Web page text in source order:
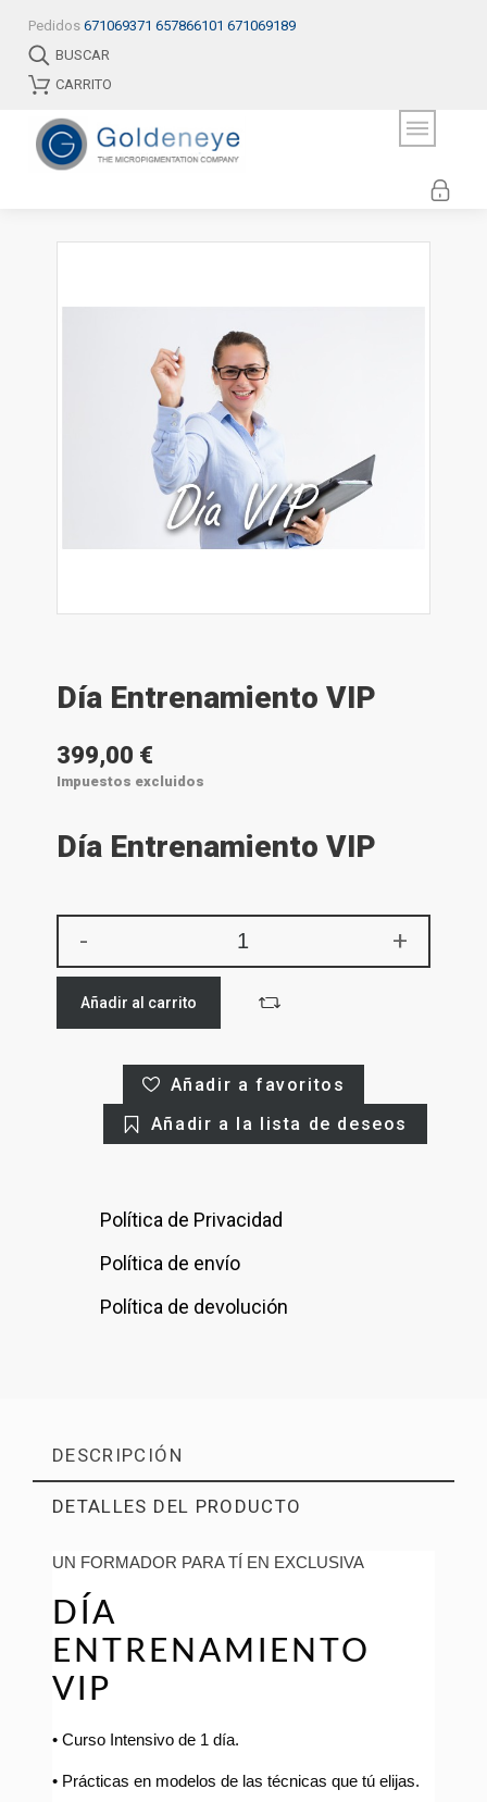
Pedidos 671069371 657866101 671069189
BUSCAR
CARRITO
Día Entrenamiento VIP
399,00 €
Impuestos excluidos
Día Entrenamiento VIP
- +
Añadir al carrito
Añadir a favoritos
Añadir a la lista de deseos
Política de Privacidad
Política de envío
Política de devolución
DESCRIPCIÓN
DETALLES DEL PRODUCTO
UN FORMADOR PARA TÍ EN EXCLUSIVA
DÍA
ENTRENAMIENTO
VIP
• Curso Intensivo de 1 día.
• Prácticas en modelos de las técnicas que tú elijas.